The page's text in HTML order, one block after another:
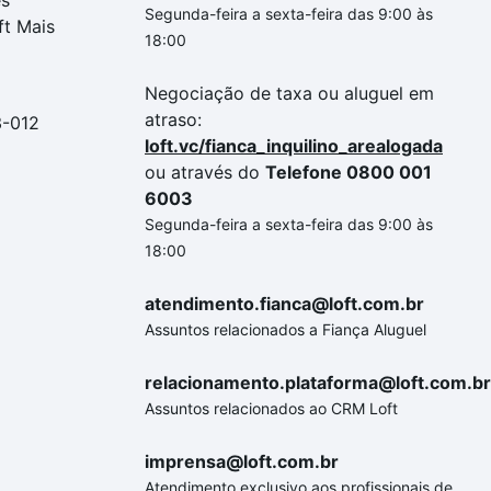
Mais
012
Segunda-feira a sexta-feira das 9:00 às
18:00
Negociação de taxa ou aluguel em
atraso:
loft.vc/fianca_inquilino_arealogada
ou através do Telefone 0800 001
6003
Segunda-feira a sexta-feira das 9:00 às
18:00
atendimento.fianca@loft.com.br
Assuntos relacionados a Fiança Aluguel
relacionamento.plataforma@loft.com.br
Assuntos relacionados ao CRM Loft
imprensa@loft.com.br
Atendimento exclusivo aos profissionais de